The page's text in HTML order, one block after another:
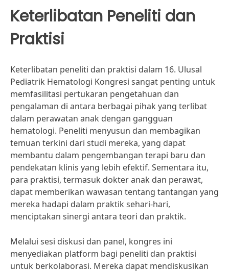
Keterlibatan Peneliti dan
Praktisi
Keterlibatan peneliti dan praktisi dalam 16. Ulusal
Pediatrik Hematologi Kongresi sangat penting untuk
memfasilitasi pertukaran pengetahuan dan
pengalaman di antara berbagai pihak yang terlibat
dalam perawatan anak dengan gangguan
hematologi. Peneliti menyusun dan membagikan
temuan terkini dari studi mereka, yang dapat
membantu dalam pengembangan terapi baru dan
pendekatan klinis yang lebih efektif. Sementara itu,
para praktisi, termasuk dokter anak dan perawat,
dapat memberikan wawasan tentang tantangan yang
mereka hadapi dalam praktik sehari-hari,
menciptakan sinergi antara teori dan praktik.
Melalui sesi diskusi dan panel, kongres ini
menyediakan platform bagi peneliti dan praktisi
untuk berkolaborasi. Mereka dapat mendiskusikan